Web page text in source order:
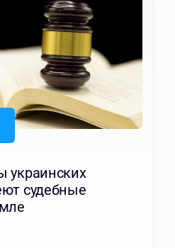
украинских
судебные